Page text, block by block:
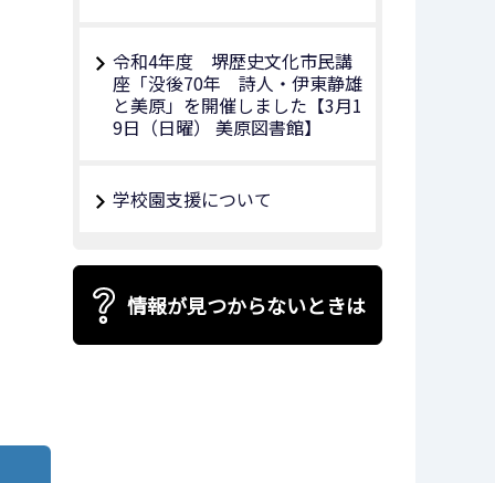
令和4年度 堺歴史文化市民講
座「没後70年 詩人・伊東静雄
と美原」を開催しました【3月1
9日（日曜） 美原図書館】
学校園支援について
情報が見つからないときは